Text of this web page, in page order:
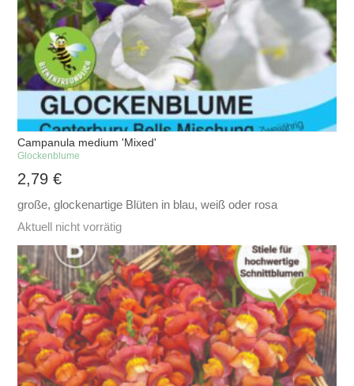
Campanula medium 'Mixed'
Glockenblume
2,79€
große, glockenartige Blüten in blau, weiß oder rosa
Aktuell nicht vorrätig